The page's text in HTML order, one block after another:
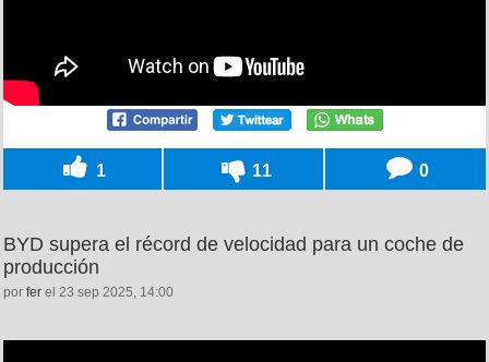
1 11 0
BYD supera el récord de velocidad para un coche de
producción
por fer el 23 sep 2025, 14:00